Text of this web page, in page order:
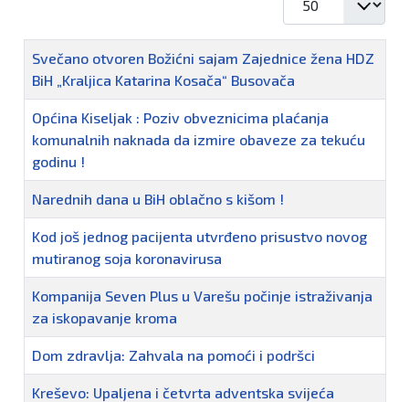
Naziv
Svečano otvoren Božićni sajam Zajednice žena HDZ
BiH „Kraljica Katarina Kosača“ Busovača
Općina Kiseljak : Poziv obveznicima plaćanja
komunalnih naknada da izmire obaveze za tekuću
godinu !
Narednih dana u BiH oblačno s kišom !
Kod još jednog pacijenta utvrđeno prisustvo novog
mutiranog soja koronavirusa
Kompanija Seven Plus u Varešu počinje istraživanja
za iskopavanje kroma
Dom zdravlja: Zahvala na pomoći i podršci
Kreševo: Upaljena i četvrta adventska svijeća